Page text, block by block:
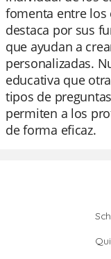
fomenta entre los
destaca por sus
que ayudan a
personalizadas.
educativa que
tipos de
permiten a los
de forma eficaz.